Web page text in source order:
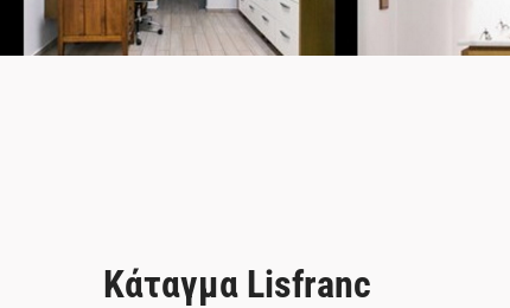
Κάταγμα Lisfranc